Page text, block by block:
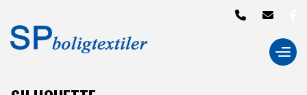
hovedindhold